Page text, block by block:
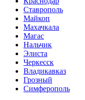
Ставрополь
Майкоп
Махачкала
Магас
Нальчик
Элиста
Черкесск
Владикавказ
Грозный
Симферополь